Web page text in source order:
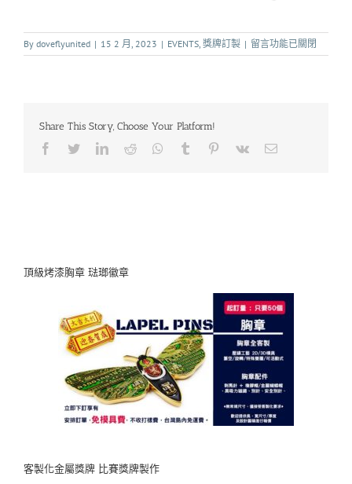
By doveflyunited | 15 2 月, 2023 | EVENTS 獎牌訂製 | 留言功能已關閉
Share This Story, Choose Your Platform!
頂級烤漆胸章 琺瑯徽章
客製化金屬獎牌 比賽獎牌製作